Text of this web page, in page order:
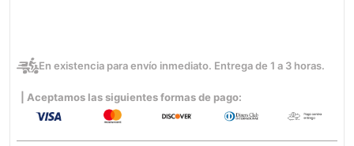
En existencia para envío inmediato. Entrega de 1 a 3 horas.
| Aceptamos las siguientes formas de pago: